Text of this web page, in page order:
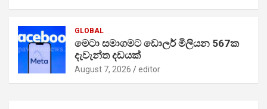
GLOBAL
මෙටා සමාගමට ඩොලර් මිලියන 567ක
දැවැන්ත දඩයක්
August 7, 2026 editor